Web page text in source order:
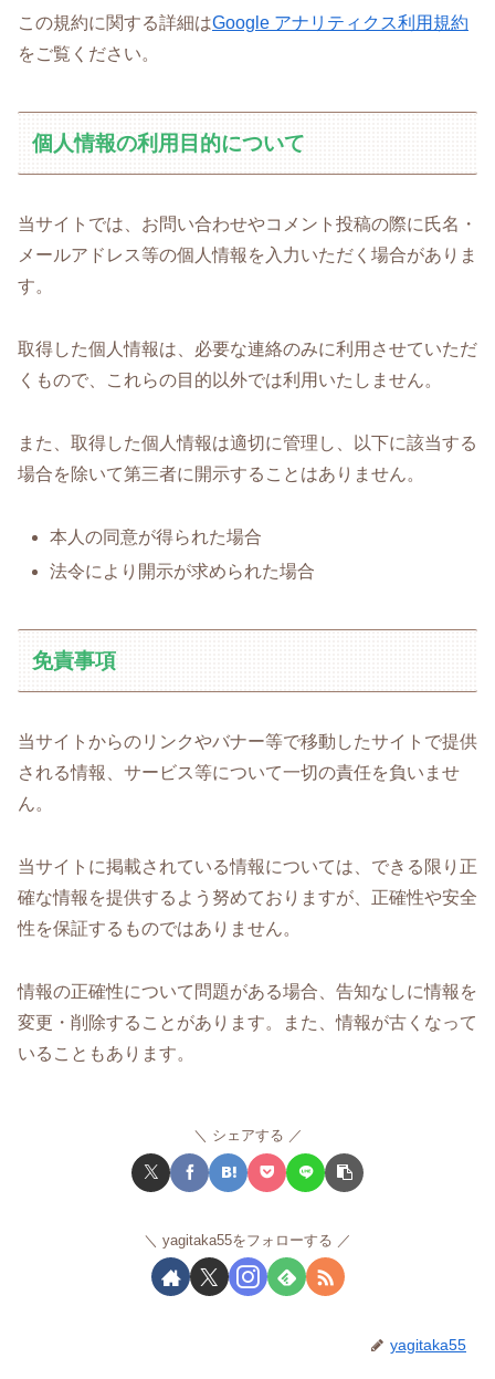
この規約に関する詳細はGoogle アナリティクス利用規約
をご覧ください。
個人情報の利用目的について
当サイトでは、お問い合わせやコメント投稿の際に氏名・
メールアドレス等の個人情報を入力いただく場合がありま
す。
取得した個人情報は、必要な連絡のみに利用させていただ
くもので、これらの目的以外では利用いたしません。
また、取得した個人情報は適切に管理し、以下に該当する
場合を除いて第三者に開示することはありません。
本人の同意が得られた場合
法令により開示が求められた場合
免責事項
当サイトからのリンクやバナー等で移動したサイトで提供
される情報、サービス等について一切の責任を負いませ
ん。
当サイトに掲載されている情報については、できる限り正
確な情報を提供するよう努めておりますが、正確性や安全
性を保証するものではありません。
情報の正確性について問題がある場合、告知なしに情報を
変更・削除することがあります。また、情報が古くなって
いることもあります。
シェアする
yagitaka55をフォローする
yagitaka55